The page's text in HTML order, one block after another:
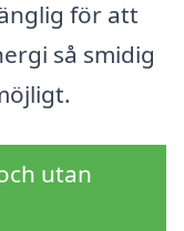
för att
så smidig
utan